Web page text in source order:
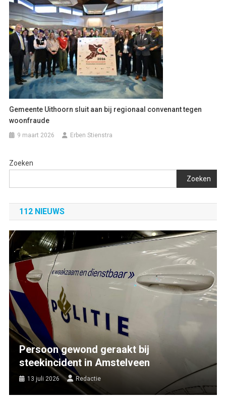
Gemeente Uithoorn sluit aan bij regionaal convenant tegen
woonfraude
9 maart 2026 Erben Stienstra
Zoeken
Zoeken
112 NIEUWS
Persoon gewond geraakt bij
steekincident in Amstelveen
13 juli 2026 Redactie